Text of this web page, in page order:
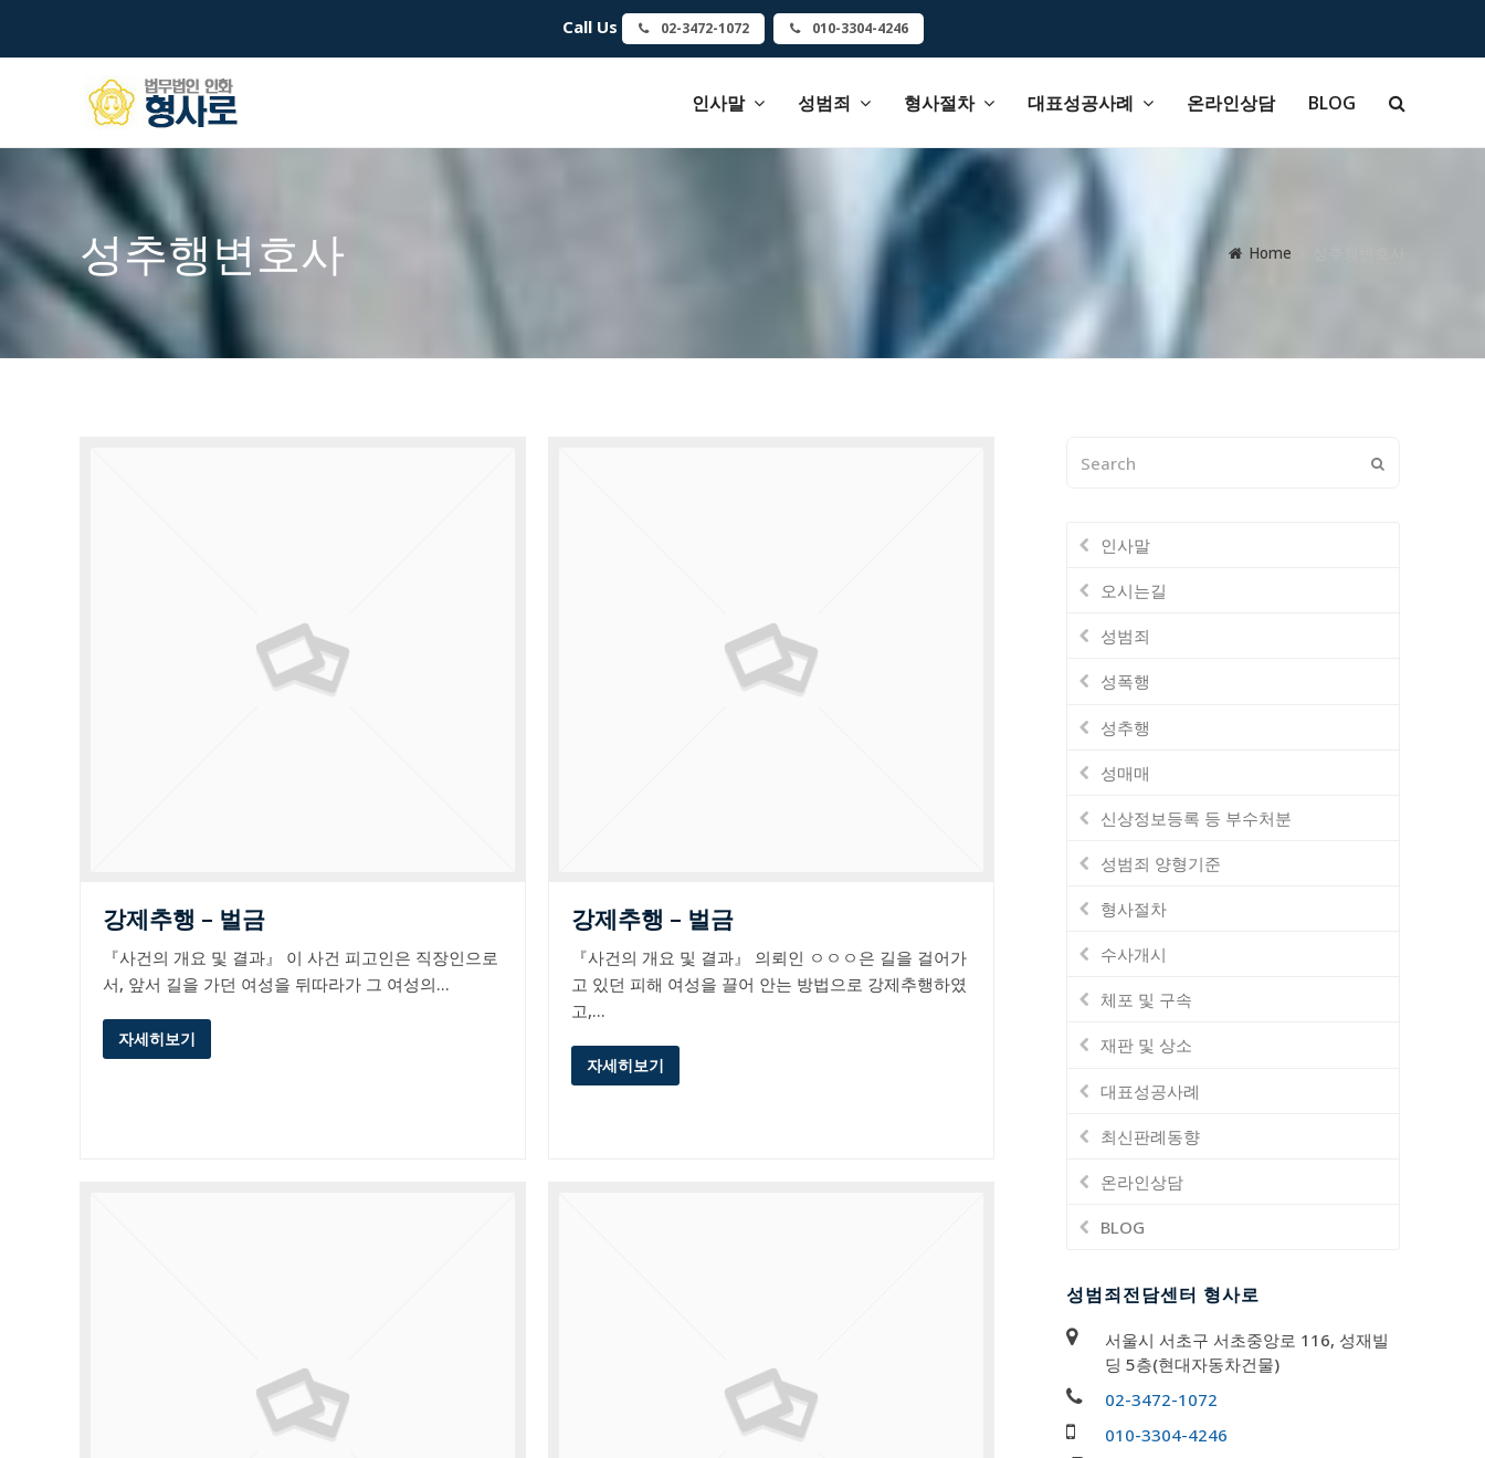
Call Us 02-3472-1072 010-3304-4246
인사말 성범죄 형사절차 대표성공사례 온라인상담 BLOG
성추행변호사 Home
강제추행 – 벌금
『사건의 개요 및 결과』 이 사건 피고인은 직장인으로
서, 앞서 길을 가던 여성을 뒤따라가 그 여성의…
자세히보기
강제추행 – 벌금
『사건의 개요 및 결과』 의뢰인 ㅇㅇㅇ은 길을 걸어가
고 있던 피해 여성을 끌어 안는 방법으로 강제추행하였
고,…
자세히보기
인사말
오시는길
성범죄
성폭행
성추행
성매매
신상정보등록 등 부수처분
성범죄 양형기준
형사절차
수사개시
체포 및 구속
재판 및 상소
대표성공사례
최신판례동향
온라인상담
BLOG
성범죄전담센터 형사로
서울시 서초구 서초중앙로 116, 성재빌
딩 5층(현대자동차건물)
02-3472-1072
010-3304-4246